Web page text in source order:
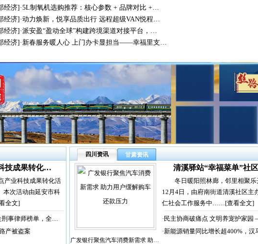
经济]·5L制氧机选购推荐：核心参数 + 品牌对比 +…
经济]·动力焕新，悦享品质出行 远程超级VAN悦程…
经济]·派安盈“盈动全球”构建跨境渠道对接平台，…
经济]· 新春服务暖人心 上门办卡显担当——幸福里支…
技成果转化…
产业科技成果转化活
本次活动由延安市科
全文]
刑事律师榜单，全…
产被盗案
四川资讯 甘肃资讯
广发银行聚焦汽车消费新需求 助…
清溪驿站“幸福菜单”社
冬日暖阳照林廊，邻里相聚
12月4日，由府南街道清溪社区主
仁社会工作服务中……[查看全文]
· 民主协商破痛点 文明养宠护家
·新能源销量同比增长超400%，